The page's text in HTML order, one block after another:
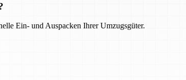
Ein- und Auspacken Ihrer Umzugsgüter.